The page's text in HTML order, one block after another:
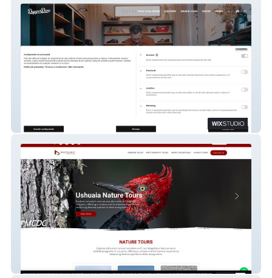
Dapperdan
Magellanic Tours